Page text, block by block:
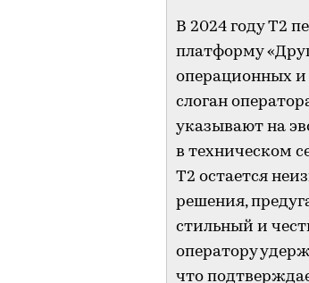
В 2024 году T2
платформу
операционных
слоган
указывают на
в техническом
T2 остается
решения,
стильный и
оператору
что